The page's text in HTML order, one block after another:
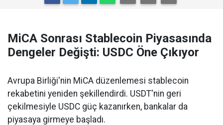
MiCA Sonrası Stablecoin Piyasasında
Dengeler Değişti: USDC Öne Çıkıyor
Avrupa Birliği'nin MiCA düzenlemesi stablecoin
rekabetini yeniden şekillendirdi. USDT'nin geri
çekilmesiyle USDC güç kazanırken, bankalar da
piyasaya girmeye başladı.